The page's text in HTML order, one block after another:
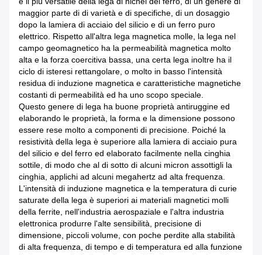
maggior parte di di varietà e di specifiche, di un dosaggio
dopo la lamiera di acciaio del silicio e di un ferro puro
elettrico. Rispetto all'altra lega magnetica molle, la lega nel
campo geomagnetico ha la permeabilità magnetica molto
alta e la forza coercitiva bassa, una certa lega inoltre ha il
ciclo di isteresi rettangolare, o molto in basso l'intensità
residua di induzione magnetica e caratteristiche magnetiche
costanti di permeabilità ed ha uno scopo speciale.
Questo genere di lega ha buone proprietà antiruggine ed
elaborando le proprietà, la forma e la dimensione possono
essere rese molto a componenti di precisione. Poiché la
resistività della lega è superiore alla lamiera di acciaio pura
del silicio e del ferro ed elaborato facilmente nella cinghia
sottile, di modo che al di sotto di alcuni micron assottigli la
cinghia, applichi ad alcuni megahertz ad alta frequenza.
L'intensità di induzione magnetica e la temperatura di curie
saturate della lega è superiori ai materiali magnetici molli
della ferrite, nell'industria aerospaziale e l'altra industria
elettronica produrre l'alte sensibilità, precisione di
dimensione, piccoli volume, con poche perdite alla stabilità
di alta frequenza, di tempo e di temperatura ed alla funzione